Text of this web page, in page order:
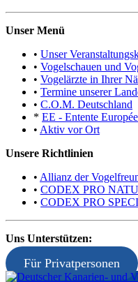
Unser Menü
• Unser
• Vogelschauen und
• Vogelärzte in Ihrer
• Termine unserer
• C.O.M. Deutschland
* EE - Entente
• Aktiv vor Ort
Unsere Richtlinien
• Allianz der
• CODEX PRO
• CODEX PRO
Uns Unterstützen:
Für Privatpersonen